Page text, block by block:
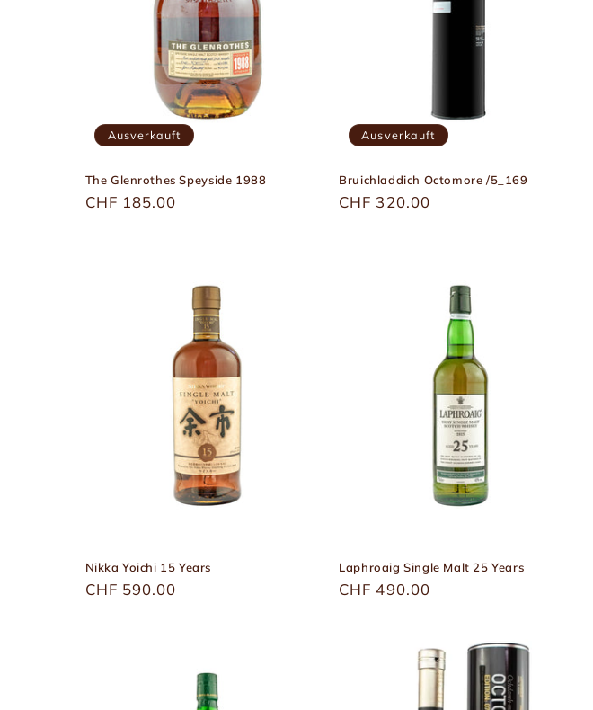
Ausverkauft
The Glenrothes Speyside 1988
Üblicher
CHF 185.00
Ausverkauft
Bruichladdich Octomore /5_169
Üblicher
CHF 320.00
Nikka Yoichi 15 Years
Üblicher
CHF 590.00
Laphroaig Single Malt 25 Years
Üblicher
CHF 490.00